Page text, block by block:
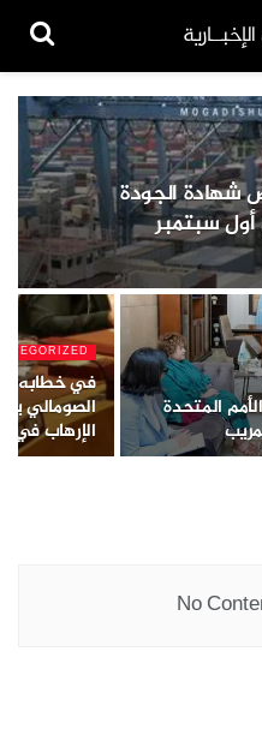
شهادة الجودة
أول سبتمبر
المتحدة
في خطابه
الصومالي
الإرهاب في
No